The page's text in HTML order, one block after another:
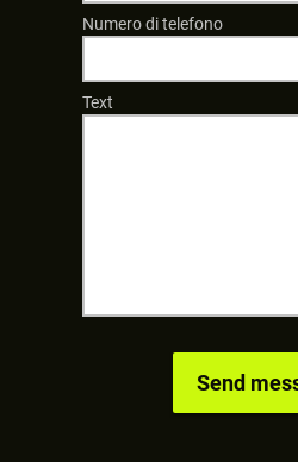
Numero di telefono
Text